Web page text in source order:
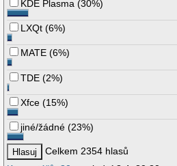
KDE Plasma (30%)
LXQt (6%)
MATE (6%)
TDE (2%)
Xfce (15%)
jiné/žádné (23%)
Celkem 2354 hlasů